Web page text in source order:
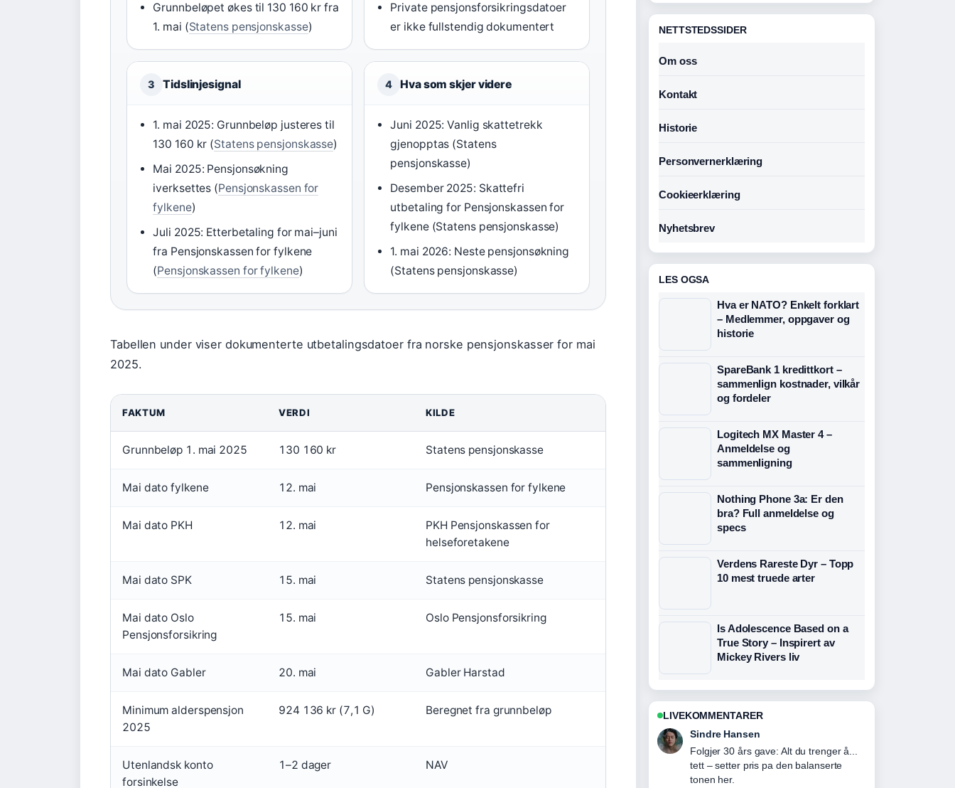
Grunnbeløpet økes til 130 160 kr fra
1. mai (Statens pensjonskasse)
Private pensjonsforsikringsdatoer
er ikke fullstendig dokumentert
3 Tidslinjesignal
1. mai 2025: Grunnbeløp justeres til
130 160 kr (Statens pensjonskasse)
Mai 2025: Pensjonsøkning
iverksettes (Pensjonskassen for
fylkene)
Juli 2025: Etterbetaling for mai–juni
fra Pensjonskassen for fylkene
(Pensjonskassen for fylkene)
4 Hva som skjer videre
Juni 2025: Vanlig skattetrekk
gjenopptas (Statens
pensjonskasse)
Desember 2025: Skattefri
utbetaling for Pensjonskassen for
fylkene (Statens pensjonskasse)
1. mai 2026: Neste pensjonsøkning
(Statens pensjonskasse)
Tabellen under viser dokumenterte utbetalingsdatoer fra norske pensjonskasser for mai
2025.
FAKTUM VERDI KILDE
Grunnbeløp 1. mai 2025 130 160 kr Statens pensjonskasse
Mai dato fylkene 12. mai Pensjonskassen for fylkene
Mai dato PKH 12. mai
PKH Pensjonskassen for
helseforetakene
Mai dato SPK 15. mai Statens pensjonskasse
Mai dato Oslo
Pensjonsforsikring
15. mai Oslo Pensjonsforsikring
Mai dato Gabler 20. mai Gabler Harstad
Minimum alderspensjon
2025
924 136 kr (7,1 G) Beregnet fra grunnbeløp
Utenlandsk konto
forsinkelse
1–2 dager NAV
NETTSTEDSSIDER
Om oss
Kontakt
Historie
Personvernerklæring
Cookieerklæring
Nyhetsbrev
LES OGSA
Hva er NATO? Enkelt forklart
– Medlemmer, oppgaver og
historie
SpareBank 1 kredittkort –
sammenlign kostnader, vilkår
og fordeler
Logitech MX Master 4 –
Anmeldelse og
sammenligning
Nothing Phone 3a: Er den
bra? Full anmeldelse og
specs
Verdens Rareste Dyr – Topp
10 mest truede arter
Is Adolescence Based on a
True Story – Inspirert av
Mickey Rivers liv
LIVEKOMMENTARER
Sindre Hansen
Folgjer 30 års gave: Alt du trenger å...
tett – setter pris pa den balanserte
tonen her.